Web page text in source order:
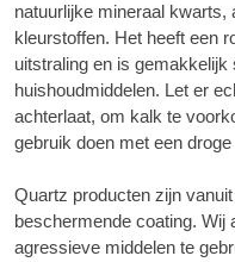
natuurlijke mineraal
kleurstoffen. Het heeft een
uitstraling en is
huishoudmiddelen. Let er
achterlaat, om kalk te
gebruik doen met een droge
Quartz producten zijn
beschermende coating. Wij
agressieve middelen te